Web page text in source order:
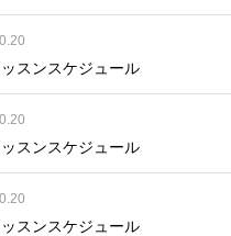
スンスケジュール
スンスケジュール
スンスケジュール